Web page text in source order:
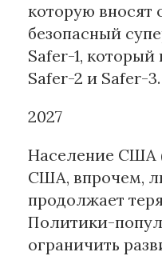
которую вносят
безопасный
Safer-1, который
Safer-2 и Safer-3.
2027
Население США
США, впрочем,
продолжает
Политики-
ограничить